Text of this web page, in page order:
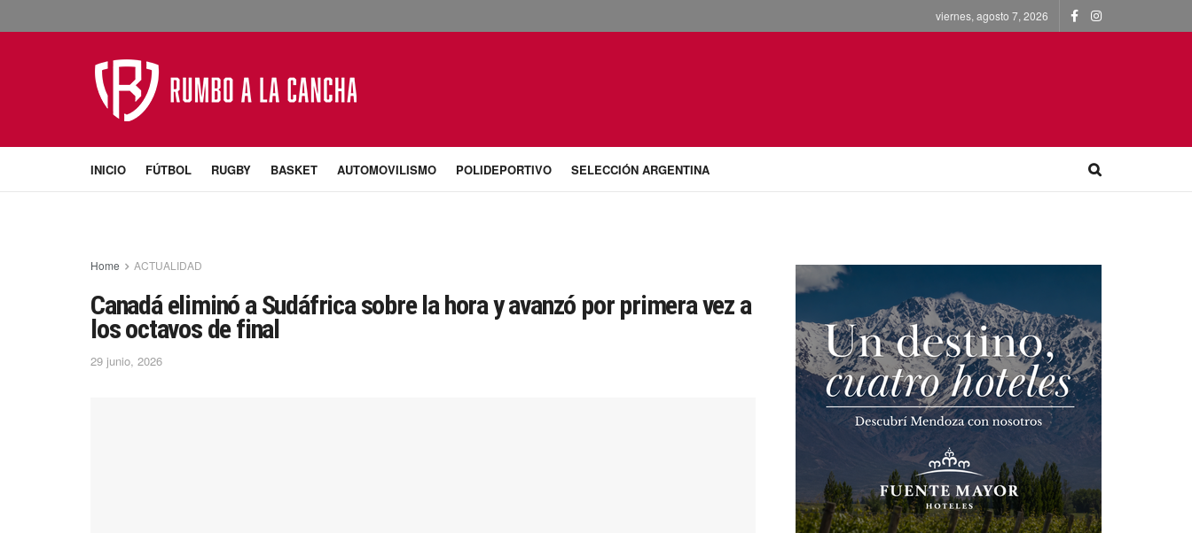
viernes, agosto 7, 2026
INICIO FÚTBOL RUGBY BASKET AUTOMOVILISMO POLIDEPORTIVO SELECCIÓN ARGENTINA
Home ACTUALIDAD
Canadá eliminó a Sudáfrica sobre la hora y avanzó por primera vez a
los octavos de final
29 junio, 2026